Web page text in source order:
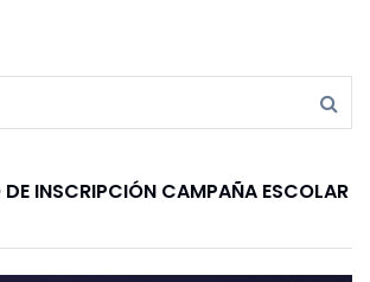
INSCRIPCIÓN CAMPAÑA ESCOLAR